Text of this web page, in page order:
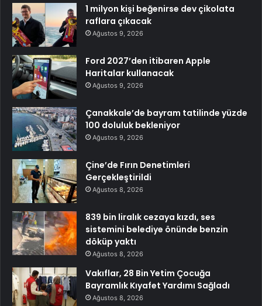
1 milyon kişi beğenirse dev çikolata
raflara çıkacak
Ağustos 9, 2026
Ford 2027’den itibaren Apple
Haritalar kullanacak
Ağustos 9, 2026
Çanakkale’de bayram tatilinde yüzde
100 doluluk bekleniyor
Ağustos 9, 2026
Çine’de Fırın Denetimleri
Gerçekleştirildi
Ağustos 8, 2026
839 bin liralık cezaya kızdı, ses
sistemini belediye önünde benzin
döküp yaktı
Ağustos 8, 2026
Vakıflar, 28 Bin Yetim Çocuğa
Bayramlık Kıyafet Yardımı Sağladı
Ağustos 8, 2026